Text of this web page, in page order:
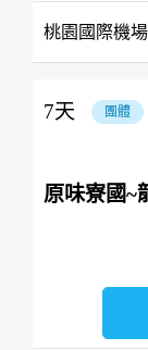
桃園國際機場
團體
7天
原味寮國